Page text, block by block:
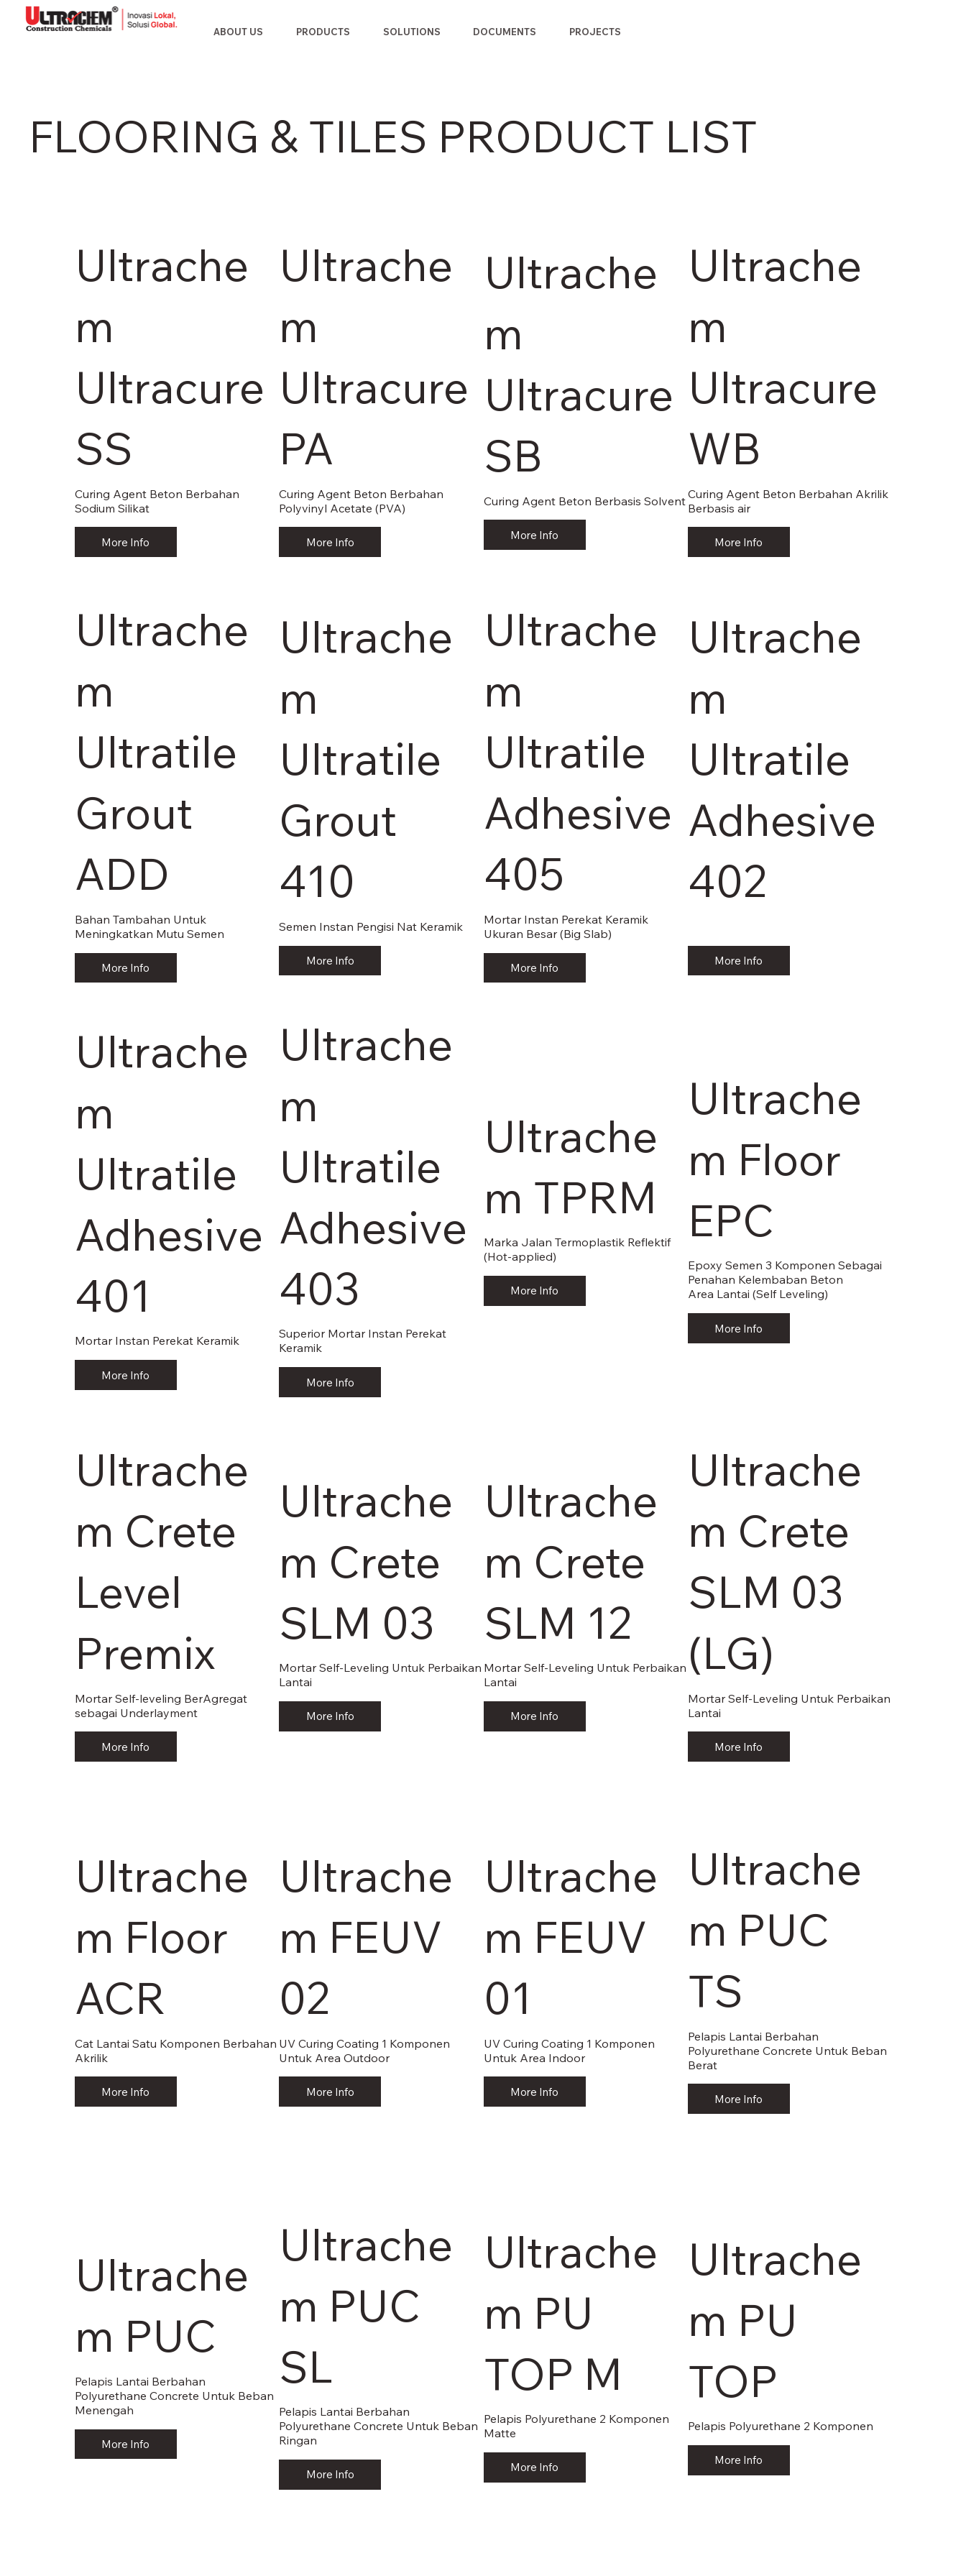
ABOUT US PRODUCTS SOLUTIONS DOCUMENTS PROJECTS
FLOORING & TILES PRODUCT LIST
Ultrache
m
Ultracure
SS
Curing Agent Beton Berbahan
Sodium Silikat
More Info
Ultrache
m
Ultracure
PA
Curing Agent Beton Berbahan
Polyvinyl Acetate (PVA)
More Info
Ultrache
m
Ultracure
SB
Curing Agent Beton Berbasis Solvent
More Info
Ultrache
m
Ultracure
WB
Curing Agent Beton Berbahan Akrilik
Berbasis air
More Info
Ultrache
m
Ultratile
Grout
ADD
Bahan Tambahan Untuk
Meningkatkan Mutu Semen
More Info
Ultrache
m
Ultratile
Grout
410
Semen Instan Pengisi Nat Keramik
More Info
Ultrache
m
Ultratile
Adhesive
405
Mortar Instan Perekat Keramik
Ukuran Besar (Big Slab)
More Info
Ultrache
m
Ultratile
Adhesive
402
More Info
Ultrache
m
Ultratile
Adhesive
401
Mortar Instan Perekat Keramik
More Info
Ultrache
m
Ultratile
Adhesive
403
Superior Mortar Instan Perekat
Keramik
More Info
Ultrache
m TPRM
Marka Jalan Termoplastik Reflektif
(Hot-applied)
More Info
Ultrache
m Floor
EPC
Epoxy Semen 3 Komponen Sebagai
Penahan Kelembaban Beton
Area Lantai (Self Leveling)
More Info
Ultrache
m Crete
Level
Premix
Mortar Self-leveling BerAgregat
sebagai Underlayment
More Info
Ultrache
m Crete
SLM 03
Mortar Self-Leveling Untuk Perbaikan
Lantai
More Info
Ultrache
m Crete
SLM 12
Mortar Self-Leveling Untuk Perbaikan
Lantai
More Info
Ultrache
m Crete
SLM 03
(LG)
Mortar Self-Leveling Untuk Perbaikan
Lantai
More Info
Ultrache
m Floor
ACR
Cat Lantai Satu Komponen Berbahan
Akrilik
More Info
Ultrache
m FEUV
02
UV Curing Coating 1 Komponen
Untuk Area Outdoor
More Info
Ultrache
m FEUV
01
UV Curing Coating 1 Komponen
Untuk Area Indoor
More Info
Ultrache
m PUC
TS
Pelapis Lantai Berbahan
Polyurethane Concrete Untuk Beban
Berat
More Info
Ultrache
m PUC
Pelapis Lantai Berbahan
Polyurethane Concrete Untuk Beban
Menengah
More Info
Ultrache
m PUC
SL
Pelapis Lantai Berbahan
Polyurethane Concrete Untuk Beban
Ringan
More Info
Ultrache
m PU
TOP M
Pelapis Polyurethane 2 Komponen
Matte
More Info
Ultrache
m PU
TOP
Pelapis Polyurethane 2 Komponen
More Info